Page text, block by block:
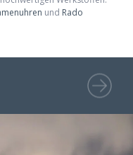
und Rado